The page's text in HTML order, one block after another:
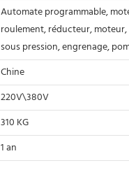
Automate programmable,
roulement, réducteur,
sous pression, engrenage,
Chine
220V\380V
310 KG
1 an